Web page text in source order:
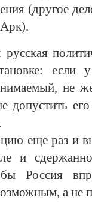
(другое
не
допустить
еще раз и
и
Россия
а не